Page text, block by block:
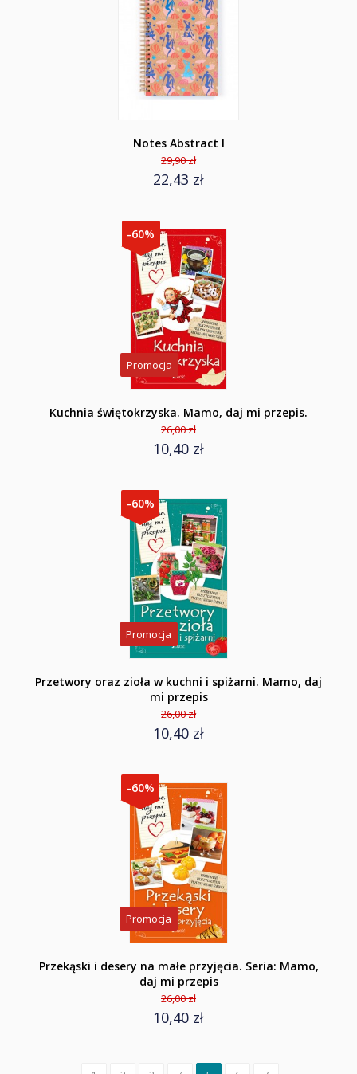
Notes Abstract I
29,90 zł
22,43 zł
-60%
Promocja
Kuchnia świętokrzyska. Mamo, daj mi przepis.
26,00 zł
10,40 zł
-60%
Promocja
Przetwory oraz zioła w kuchni i spiżarni. Mamo, daj
mi przepis
26,00 zł
10,40 zł
-60%
Promocja
Przekąski i desery na małe przyjęcia. Seria: Mamo,
daj mi przepis
26,00 zł
10,40 zł